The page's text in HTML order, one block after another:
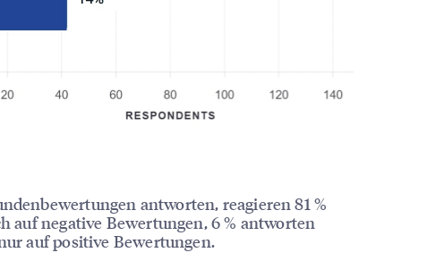
antworten, reagieren 81 %
auf negative Bewertungen, 6 % antworten
auf positive Bewertungen.